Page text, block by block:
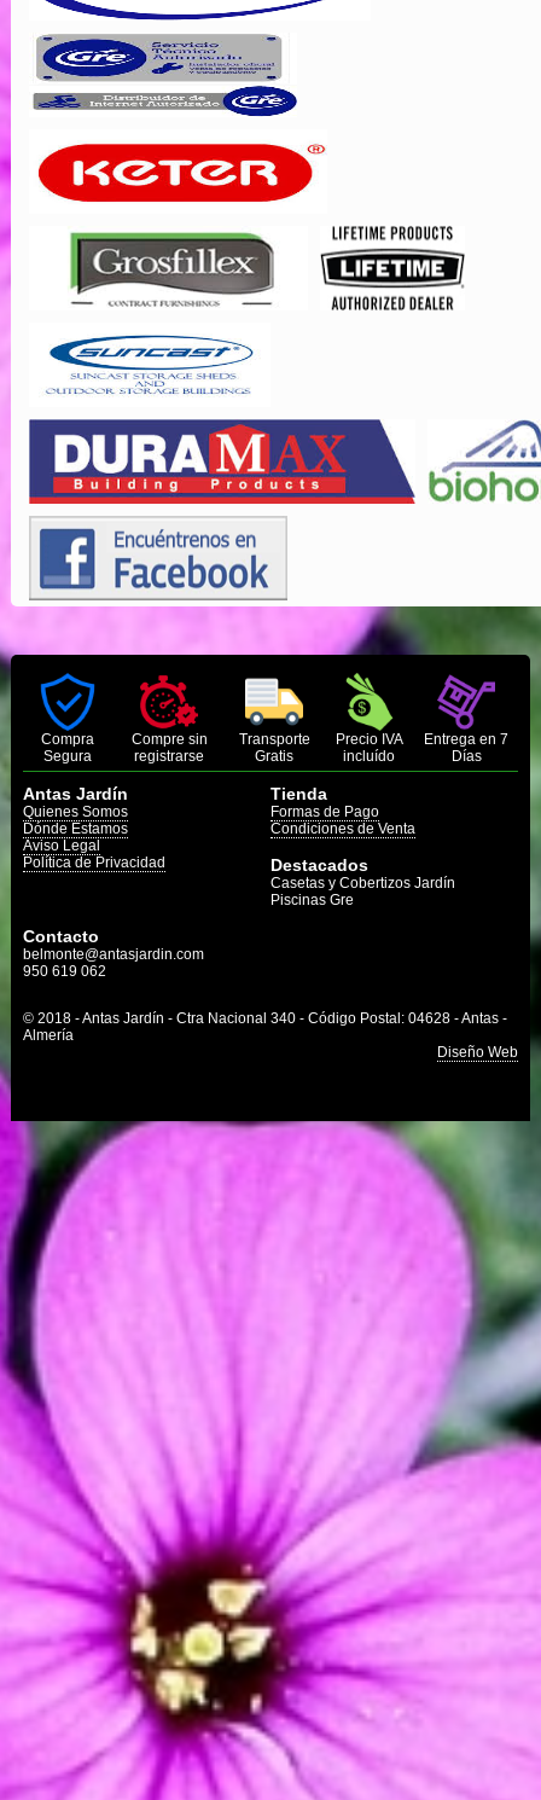
Compra
Segura
Compre sin
registrarse
Transporte
Gratis
Precio IVA
incluído
Entrega en 7
Días
Antas Jardín
Quienes Somos
Dónde Estamos
Aviso Legal
Política de Privacidad
Tienda
Formas de Pago
Condiciones de Venta
Destacados
Casetas y Cobertizos Jardín
Piscinas Gre
Contacto
belmonte@antasjardin.com
950 619 062
© 2018 - Antas Jardín - Ctra Nacional 340 - Código Postal: 04628 - Antas -
Almería
Diseño Web